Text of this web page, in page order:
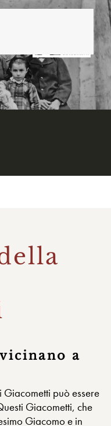
a
Giacometti può essere
Giacometti, che
Giacomo e in